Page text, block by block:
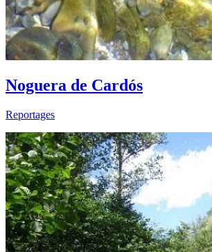
Noguera de Cardós
Reportages